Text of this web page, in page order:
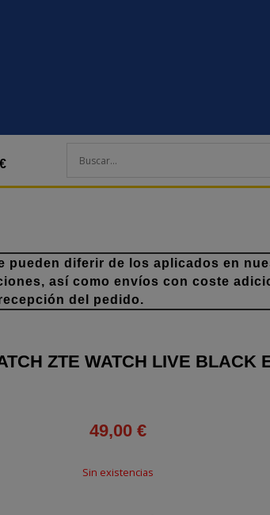
pueden diferir de los aplicados en
así como envíos con coste
del pedido.
ZTE WATCH LIVE BLACK
49,00 €
Sin existencias